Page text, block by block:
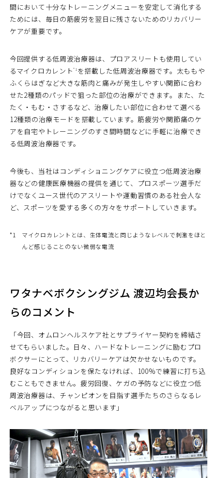
間において十分なトレーニングメニューを安定して消化する
ためには、毎日の筋疲労を翌日に残さないためのリカバリー
ケアが重要です。
今回提供する低周波治療器は、プロアスリートも使用してい
るマイクロカレント*1 を搭載した低周波治療器です。太ももや
ふくらはぎなど大きな筋肉と痛みが発生しやすい関節に合わ
せた2種類のパッドで狙った部位の治療ができます。また、た
たく・もむ・さするなど、治療したい部位に合わせて選べる
12種類の治療モードを搭載しています。筋疲労や関節痛のケ
アを自宅やトレーニングのすき間時間などに手軽に治療でき
る低周波治療器です。
今後も、当社はコンディショニングケアに役立つ低周波治療
器などの健康医療機器の提供を通じて、プロスポーツ選手だ
けでなくユース世代のアスリートや運動習慣のある社会人な
ど、スポーツを愛する多くの方々をサポートしていきます。
*1
マイクロカレントとは、生体電流と同じようなレベルで刺激をほと
んど感じることのない微弱な電流
ワタナベボクシングジム 渡辺均会長か
らのコメント
「今回、オムロンヘルスケア社とサプライヤー契約を締結さ
せてもらいました。日々、ハードなトレーニングに励むプロ
ボクサーにとって、リカバリーケアは欠かせないものです。
良好なコンディションを保たなければ、100%で練習に打ち込
むこともできません。疲労回復、ケガの予防などに役立つ低
周波治療器は、チャンピオンを目指す選手たちのさらなるレ
ベルアップにつながると思います」